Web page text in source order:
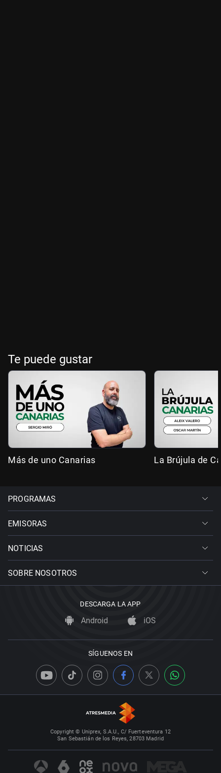
Te puede gustar
Más de uno Canarias La Brújula de
PROGRAMAS
EMISORAS
NOTICIAS
SOBRE NOSOTROS
DESCARGA LA APP
Android iOS
SÍGUENOS EN
Copyright © Uniprex, S.A.U., C/ Fuerteventura 12
San Sebastián de los Reyes, 28703 Madrid